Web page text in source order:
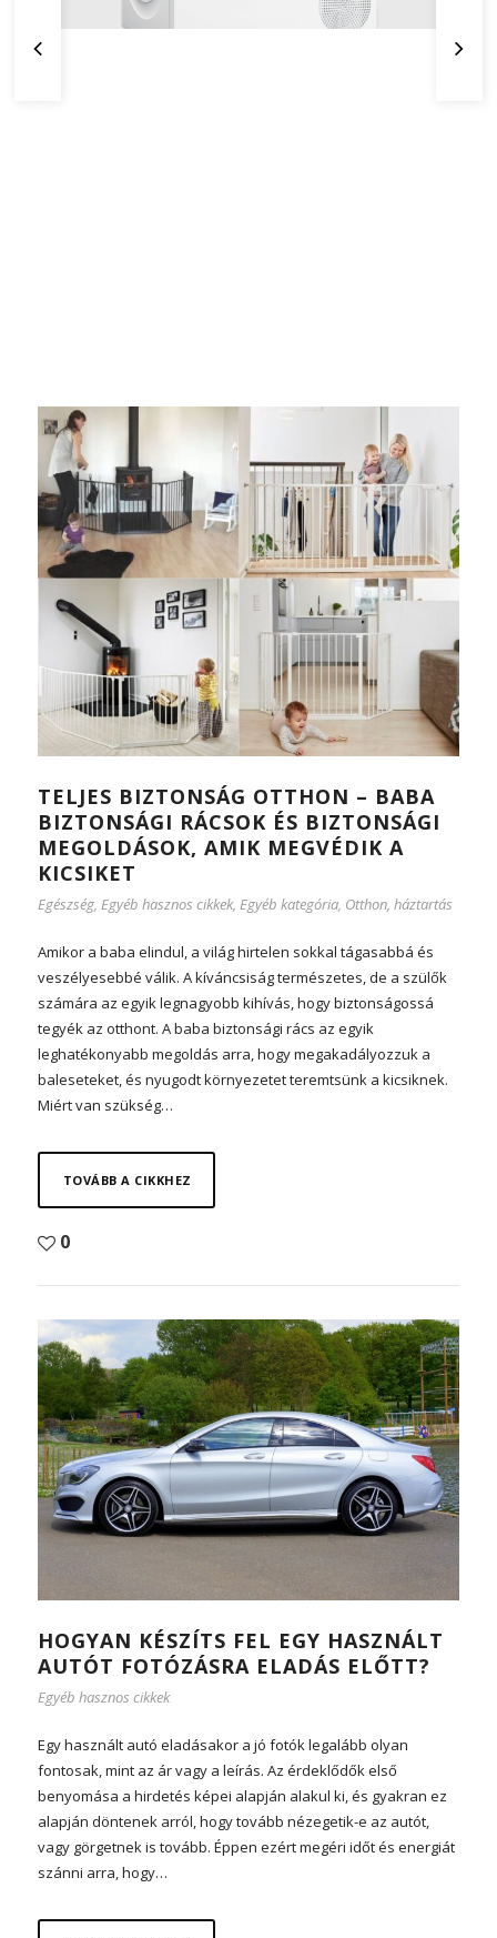
TELJES BIZTONSÁG OTTHON – BABA
BIZTONSÁGI RÁCSOK ÉS BIZTONSÁGI
MEGOLDÁSOK, AMIK MEGVÉDIK A
KICSIKET
Egészség, Egyéb hasznos cikkek, Egyéb kategória, Otthon, háztartás
Amikor a baba elindul, a világ hirtelen sokkal tágasabbá és
veszélyesebbé válik. A kíváncsiság természetes, de a szülők
számára az egyik legnagyobb kihívás, hogy biztonságossá
tegyék az otthont. A baba biztonsági rács az egyik
leghatékonyabb megoldás arra, hogy megakadályozzuk a
baleseteket, és nyugodt környezetet teremtsünk a kicsiknek.
Miért van szükség…
TOVÁBB A CIKKHEZ
0
HOGYAN KÉSZÍTS FEL EGY HASZNÁLT
AUTÓT FOTÓZÁSRA ELADÁS ELŐTT?
Egyéb hasznos cikkek
Egy használt autó eladásakor a jó fotók legalább olyan
fontosak, mint az ár vagy a leírás. Az érdeklődők első
benyomása a hirdetés képei alapján alakul ki, és gyakran ez
alapján döntenek arról, hogy tovább nézegetik-e az autót,
vagy görgetnek is tovább. Éppen ezért megéri időt és energiát
szánni arra, hogy…